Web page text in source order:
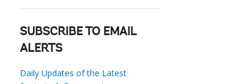
SUBSCRIBE TO EMAIL
ALERTS
Daily Updates of the Latest